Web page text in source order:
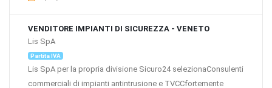
VENDITORE IMPIANTI DI SICUREZZA - VENETO
Lis SpA
Partita IVA
Lis SpA per la propria divisione Sicuro24 selezionaConsulenti
commerciali di impianti antintrusione e TVCCfortemente